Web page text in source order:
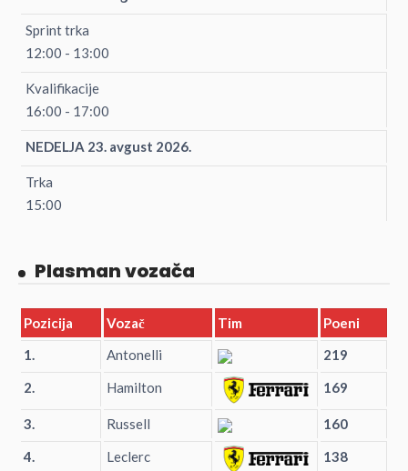
Sprint trka
12:00 - 13:00
Kvalifikacije
16:00 - 17:00
NEDELJA 23. avgust 2026.
Trka
15:00
Plasman vozača
Pozicija Vozač Tim
Poeni
1.
Antonelli
219
2.
Hamilton 169
3. Russell
160
4.
Leclerc 138